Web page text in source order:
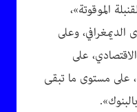
الموقوتة»،
وعلى
على
على مستوى ما تبقى